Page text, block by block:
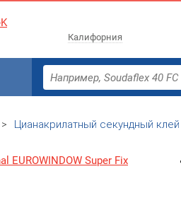
Калифорния
> Цианакрилатный секундный клей